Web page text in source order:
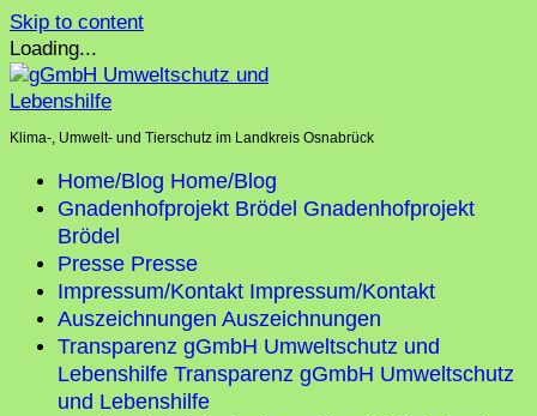
Skip to content
Loading...
Klima-, Umwelt- und Tierschutz im Landkreis Osnabrück
Home/Blog Home/Blog
Gnadenhofprojekt Brödel Gnadenhofprojekt
Brödel
Presse Presse
Impressum/Kontakt Impressum/Kontakt
Auszeichnungen Auszeichnungen
Transparenz gGmbH Umweltschutz und
Lebenshilfe Transparenz gGmbH Umweltschutz
und Lebenshilfe